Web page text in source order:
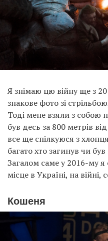
Я знімаю цю війну ще з
знакове фото зі
Тоді мене взяли з собою
був десь за 800 метрів
все ще спілкуюся з
багато хто загинув чи
Загалом саме у 2016-му
місце в Україні, на
Кошеня